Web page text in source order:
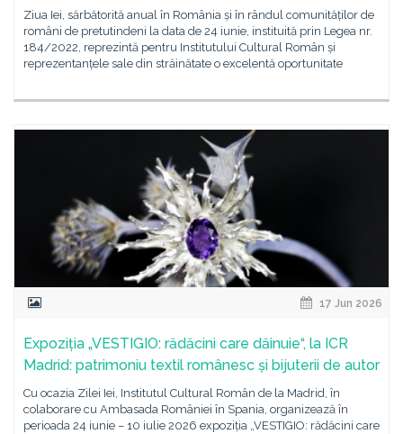
Ziua Iei, sărbătorită anual în România și în rândul comunităților de
români de pretutindeni la data de 24 iunie, instituită prin Legea nr.
184/2022, reprezintă pentru Institutului Cultural Român și
reprezentanțele sale din străinătate o excelentă oportunitate
17 Jun 2026
Expoziția „VESTIGIO: rădăcini care dăinuie“, la ICR
Madrid: patrimoniu textil românesc și bijuterii de autor
Cu ocazia Zilei Iei, Institutul Cultural Român de la Madrid, în
colaborare cu Ambasada României în Spania, organizează în
perioada 24 iunie – 10 iulie 2026 expoziția „VESTIGIO: rădăcini care